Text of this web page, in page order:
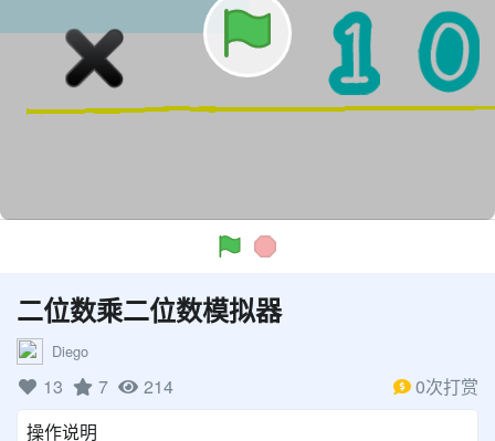
二位数乘二位数模拟器
Diego
13 7 214
0次打赏
操作说明